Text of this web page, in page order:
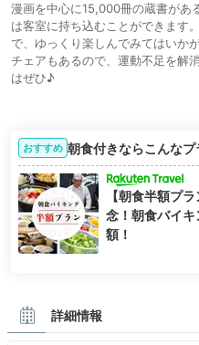
漫画を中心に15,000冊の蔵書があ
は客室に持ち込むことができます
で、ゆっくり楽しんでみてはいか
チェアもあるので、運動不足を解
はぜひ♪
おすすめ 朝食付きならこんなプ
【朝食半額プ
念！朝食バイ
額！
詳細情報